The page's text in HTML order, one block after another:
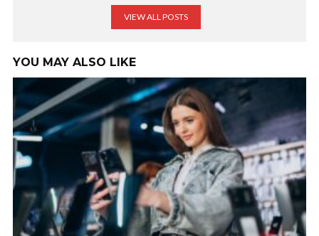
VIEW ALL POSTS
YOU MAY ALSO LIKE